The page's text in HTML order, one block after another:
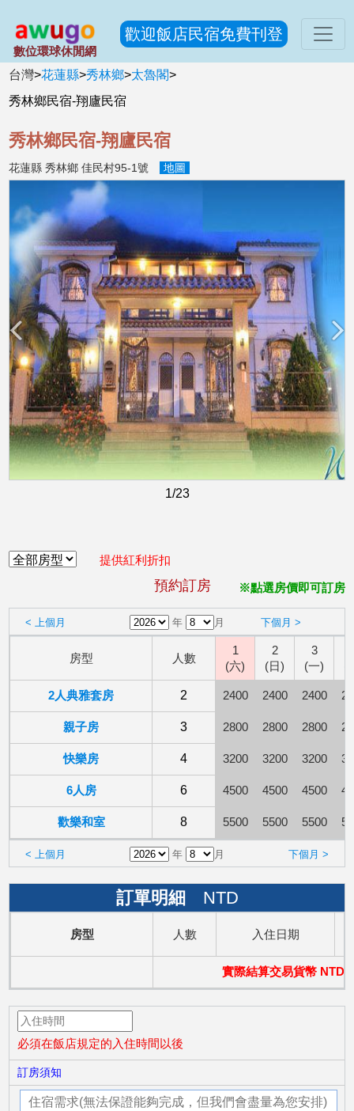
數位環球休閒網
歡迎飯店民宿免費刊登
台灣>花蓮縣>秀林鄉>太魯閣>
秀林鄉民宿-翔廬民宿
秀林鄉民宿-翔廬民宿
花蓮縣 秀林鄉 佳民村95-1號 地圖
1/23
提供紅利折扣
預約訂房 ※點選房價即可訂房
< 上個月 年 月 下個月 >
房型 人數
1
(六)
2
(日)
3
(一)
2人典雅套房 2 2400 2400 2400
親子房 3 2800 2800 2800
快樂房 4 3200 3200 3200
6人房 6 4500 4500 4500
歡樂和室 8 5500 5500 5500
< 上個月 年 月 下個月 >
訂單明細 NTD
房型 人數 入住日期
實際結算交易貨幣 NTD
必須在飯店規定的入住時間以後
訂房須知